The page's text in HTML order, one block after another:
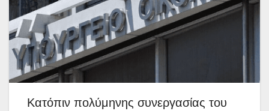
Κατόπιν πολύμηνης συνεργασίας του